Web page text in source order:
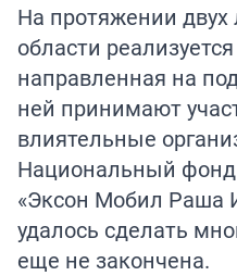
На протяжении
области
направленная на
ней принимают
влиятельные
Национальный
«Эксон Мобил Раша
удалось сделать
еще не закончена.